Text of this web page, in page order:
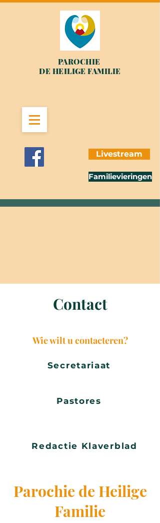
PAROCHIE
DE HEILIGE FAMILIE
Livestream
Familievieringen
Contact
Wie wilt u contacteren?
Secretariaat
Pastores
Redactie Klaverblad
Parochie de Heilige
Familie